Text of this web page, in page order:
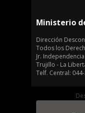
Ministerio
Dirección
Todos los
Jr.
Trujillo - La
Telf. Central: